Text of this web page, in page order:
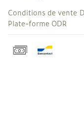
Conditions de vente
Plate-forme ODR